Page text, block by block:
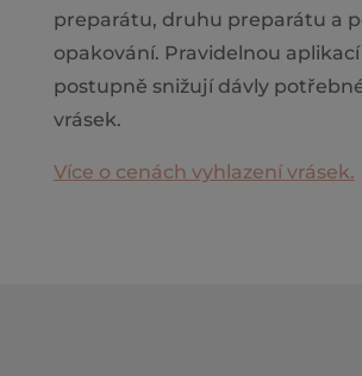
preparátu, druhu preparátu a
opakování. Pravidelnou aplikací
postupně snižují dávly
vrásek.
Více o cenách vyhlazení vrásek.